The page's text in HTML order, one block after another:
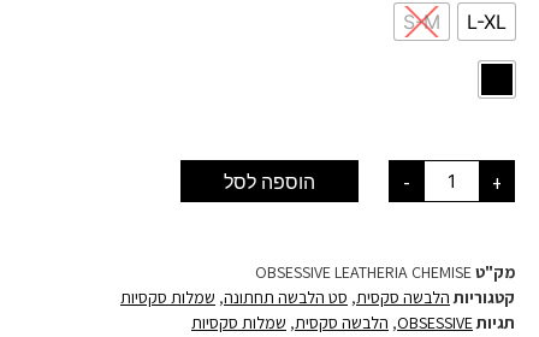
L-XL
S-M
- + הוספה לסל
מק"טOBSESSIVE LEATHERIA CHEMISE
קטגוריות הלבשה סקסית, סט הלבשה תחתונה, שמלות סקסיות
תגיותOBSESSIVE
, הלבשה סקסית, שמלות סקסיות